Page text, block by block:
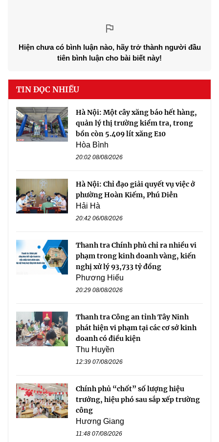
Hiện chưa có bình luận nào, hãy trở thành người đầu
tiên bình luận cho bài biết này!
TIN ĐỌC NHIỀU
Hà Nội: Một cây xăng báo hết hàng,
quản lý thị trường kiểm tra, trong
bồn còn 5.409 lít xăng E10
Hòa Bình
20:02 08/08/2026
Hà Nội: Chỉ đạo giải quyết vụ việc ở
phường Hoàn Kiếm, Phú Diễn
Hải Hà
20:42 06/08/2026
Thanh tra Chính phủ chỉ ra nhiều vi
phạm trong kinh doanh vàng, kiến
nghị xử lý 93,733 tỷ đồng
Phương Hiếu
20:29 08/08/2026
Thanh tra Công an tỉnh Tây Ninh
phát hiện vi phạm tại các cơ sở kinh
doanh có điều kiện
Thu Huyền
12:39 07/08/2026
Chính phủ “chốt” số lượng hiệu
trưởng, hiệu phó sau sắp xếp trường
công
Hương Giang
11:48 07/08/2026